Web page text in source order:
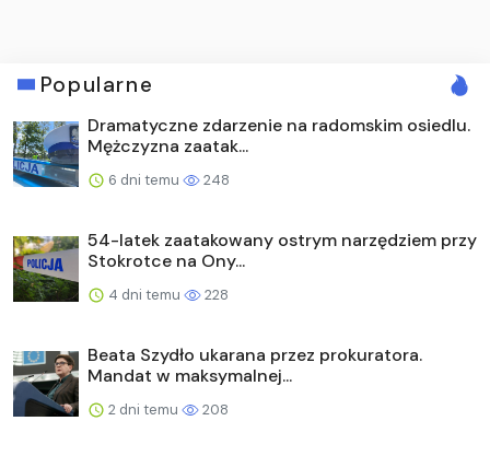
Popularne
Dramatyczne zdarzenie na radomskim osiedlu.
Mężczyzna zaatak...
6 dni temu 248
54-latek zaatakowany ostrym narzędziem przy
Stokrotce na Ony...
4 dni temu 228
Beata Szydło ukarana przez prokuratora.
Mandat w maksymalnej...
2 dni temu 208